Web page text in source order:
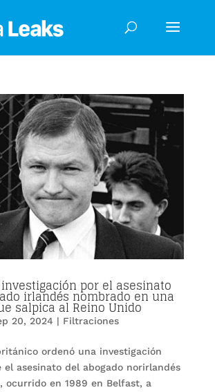
por el asesinato
irlandés nombrado en una
salpica al Reino Unido
20, 2024 | Filtraciones
ordenó una investigación
el asesinato del abogado norirlandés
ocurrido en 1989 en Belfast, a